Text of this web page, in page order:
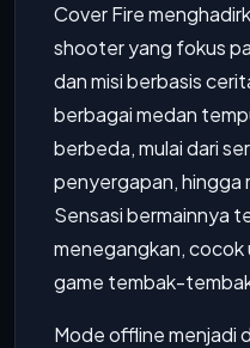
Cover Fire
shooter yang fokus
dan misi berbasis
berbagai medan
berbeda, mulai dari
penyergapan, hingga
Sensasi bermainnya
menegangkan, cocok
game tembak-
Mode offline menjadi